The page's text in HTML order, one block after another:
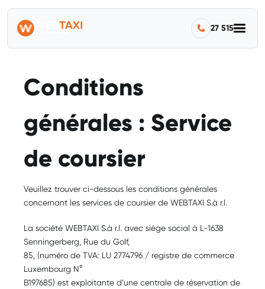
27 515
Conditions
générales : Service
de coursier
Veuillez trouver ci-dessous les conditions générales
concernant les services de coursier de WEBTAXI S.à r.l.
La société WEBTAXI S.à r.l. avec siège social à L-1638
Senningerberg, Rue du Golf,
85, (numéro de TVA: LU 2774796 / registre de commerce
Luxembourg N°
B197685) est exploitante d’une centrale de réservation de